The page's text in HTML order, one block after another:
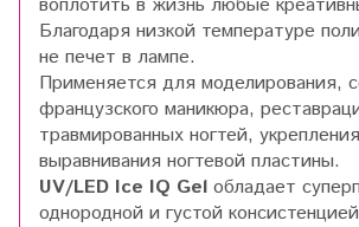
воплотить в жизнь любые
Благодаря низкой температуре
не печет в лампе.
Применяется для моделирования,
французского маникюра,
травмированных ногтей,
выравнивания ногтевой пластины.
UV/LED Ice IQ Gel обладает
однородной и густой